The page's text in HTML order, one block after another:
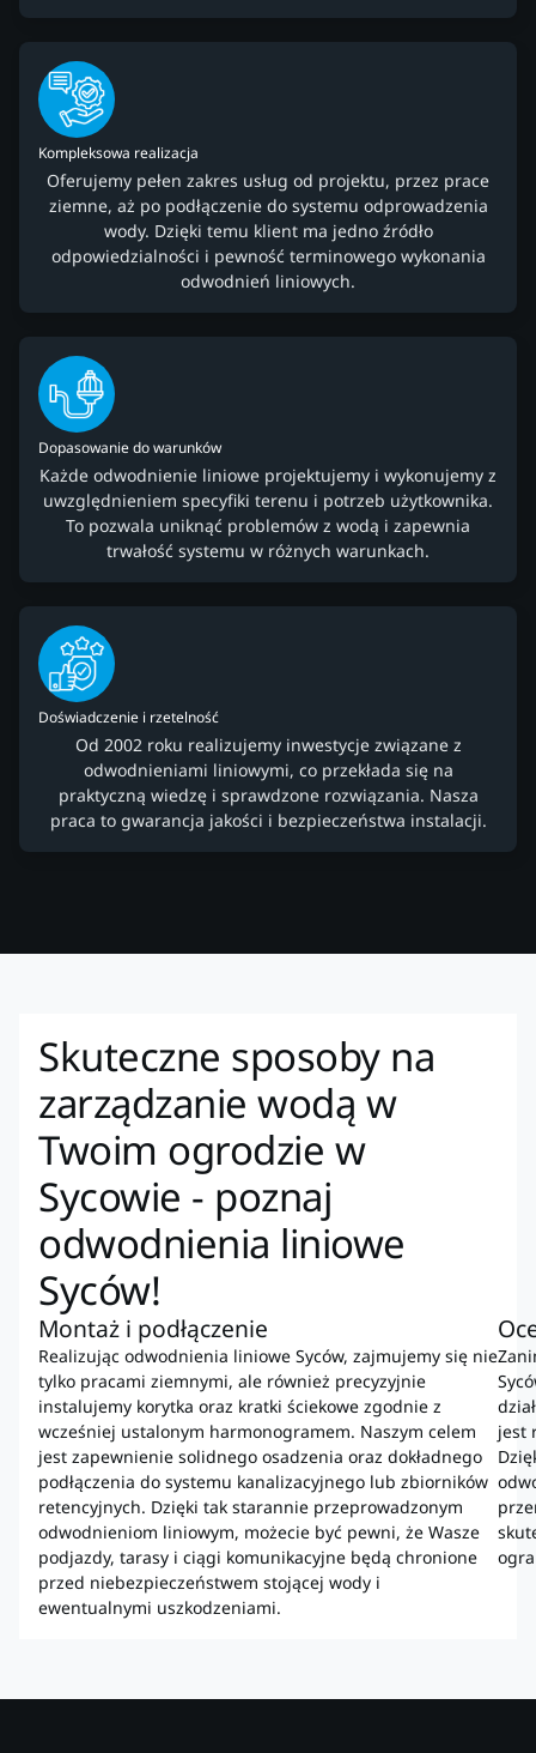
Kompleksowa realizacja
Oferujemy pełen zakres usług od projektu, przez prace
ziemne, aż po podłączenie do systemu odprowadzenia
wody. Dzięki temu klient ma jedno źródło
odpowiedzialności i pewność terminowego wykonania
odwodnień liniowych.
Dopasowanie do warunków
Każde odwodnienie liniowe projektujemy i wykonujemy z
uwzględnieniem specyfiki terenu i potrzeb użytkownika.
To pozwala uniknąć problemów z wodą i zapewnia
trwałość systemu w różnych warunkach.
Doświadczenie i rzetelność
Od 2002 roku realizujemy inwestycje związane z
odwodnieniami liniowymi, co przekłada się na
praktyczną wiedzę i sprawdzone rozwiązania. Nasza
praca to gwarancja jakości i bezpieczeństwa instalacji.
Skuteczne sposoby na
zarządzanie wodą w
Twoim ogrodzie w
Sycowie - poznaj
odwodnienia liniowe
Syców!
Montaż i podłączenie
Realizując odwodnienia liniowe Syców, zajmujemy się nie
tylko pracami ziemnymi, ale również precyzyjnie
instalujemy korytka oraz kratki ściekowe zgodnie z
wcześniej ustalonym harmonogramem. Naszym celem
jest zapewnienie solidnego osadzenia oraz dokładnego
podłączenia do systemu kanalizacyjnego lub zbiorników
retencyjnych. Dzięki tak starannie przeprowadzonym
odwodnieniom liniowym, możecie być pewni, że Wasze
podjazdy, tarasy i ciągi komunikacyjne będą chronione
przed niebezpieczeństwem stojącej wody i
ewentualnymi uszkodzeniami.
jest